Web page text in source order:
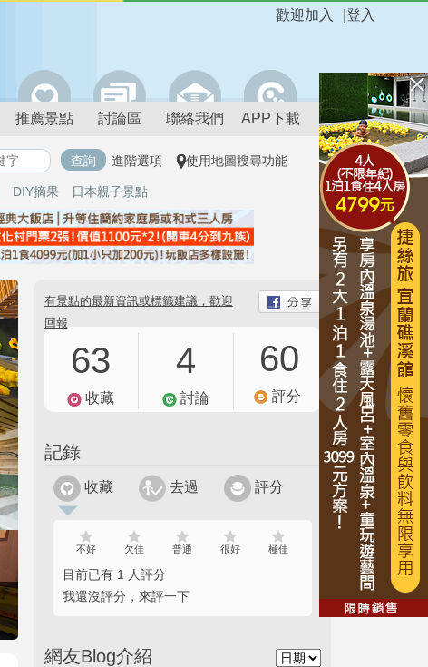
登入
歡迎加入
推薦景點 討論區 聯絡我們 APP下載
進階選項 使用地圖搜尋功能
DIY摘果 日本親子景點
有景點的最新資訊或標籤建議，歡迎
回報
63
收藏
4
討論
60
評分
記錄
收藏 去過 評分
不好 欠佳 普通 很好 極佳
目前已有 1 人評分
我還沒評分，來評一下
網友Blog介紹